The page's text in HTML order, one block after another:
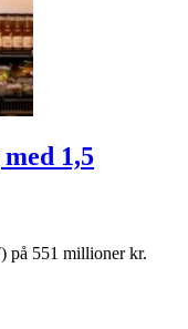
1,5
på 551 millioner kr.